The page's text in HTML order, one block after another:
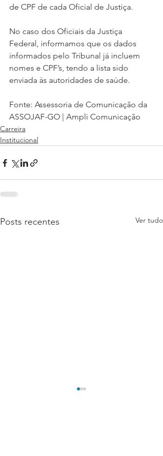
de CPF de cada Oficial de Justiça.
No caso dos Oficiais da Justiça
Federal, informamos que os dados
informados pelo Tribunal já incluem
nomes e CPF’s, tendo a lista sido
enviada às autoridades de saúde.
Fonte: Assessoria de Comunicação da
ASSOJAF-GO | Ampli Comunicação
Carreira
Institucional
Posts recentes Ver tudo